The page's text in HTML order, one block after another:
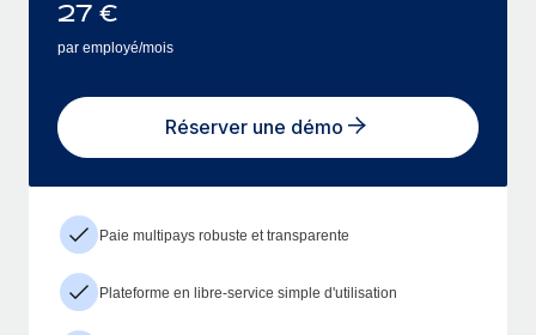
27 €
par employé/mois
Réserver une démo
Paie multipays robuste et transparente
Plateforme en libre-service simple d'utilisation